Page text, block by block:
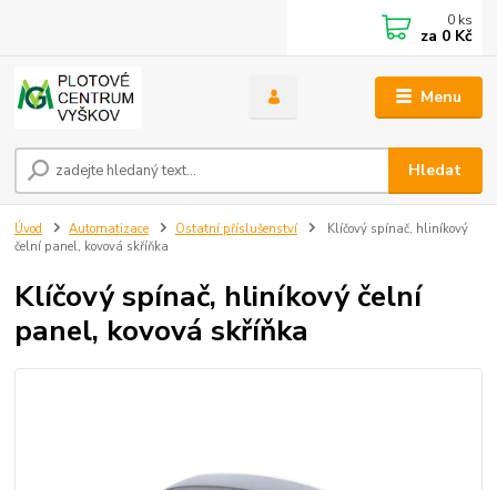
Menu
Hledat
0 ks
za 0 Kč
Úvod Automatizace Ostatní příslušenství
Klíčový spínač, hliníkový
čelní panel, kovová skříňka
Klíčový spínač, hliníkový čelní
panel, kovová skříňka